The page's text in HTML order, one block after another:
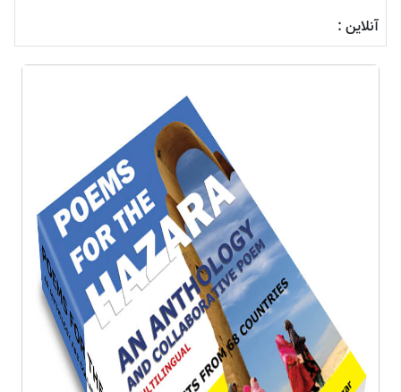
آنلاین :